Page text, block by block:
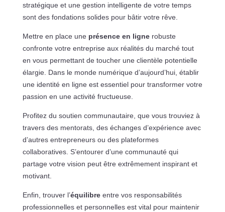
stratégique et une gestion intelligente de votre temps
sont des fondations solides pour bâtir votre rêve.
Mettre en place une présence en lignerobuste
confronte votre entreprise aux réalités du marché tout
en vous permettant de toucher une clientèle potentielle
élargie. Dans le monde numérique d’aujourd’hui, établir
une identité en ligne est essentiel pour transformer votre
passion en une activité fructueuse.
Profitez du soutien communautaire, que vous trouviez à
travers des mentorats, des échanges d’expérience avec
d’autres entrepreneurs ou des plateformes
collaboratives. S’entourer d’une communauté qui
partage votre vision peut être extrêmement inspirant et
motivant.
Enfin, trouver l’équilibreentre vos responsabilités
professionnelles et personnelles est vital pour maintenir